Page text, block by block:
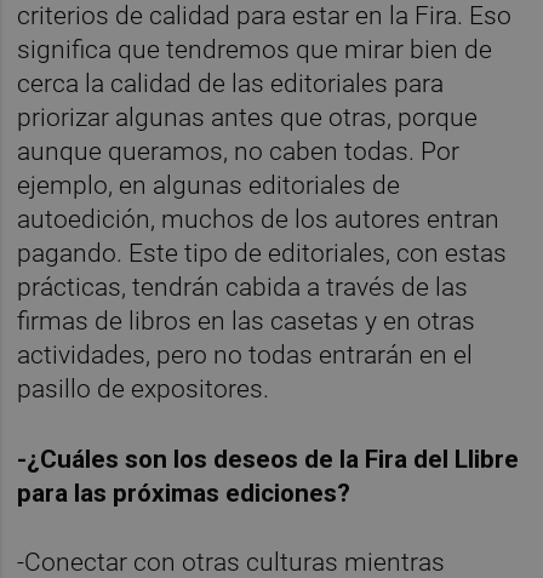
criterios de calidad para estar en la Fira. Eso
significa que tendremos que mirar bien de
cerca la calidad de las editoriales para
priorizar algunas antes que otras, porque
aunque queramos, no caben todas. Por
ejemplo, en algunas editoriales de
autoedición, muchos de los autores entran
pagando. Este tipo de editoriales, con estas
prácticas, tendrán cabida a través de las
firmas de libros en las casetas y en otras
actividades, pero no todas entrarán en el
pasillo de expositores.
-¿Cuáles son los deseos de la Fira del Llibre
para las próximas ediciones?
-Conectar con otras culturas mientras